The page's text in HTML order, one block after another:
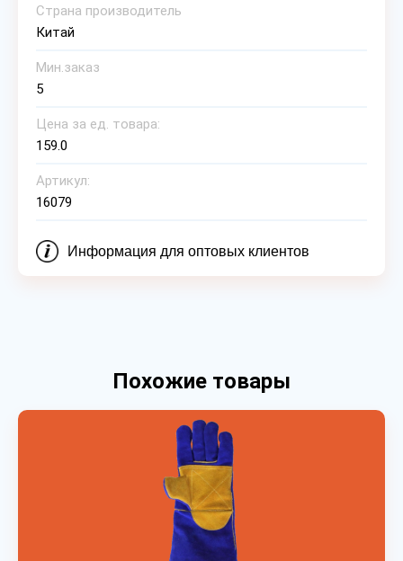
Страна производитель
Китай
Мин.заказ
5
Цена за ед. товара:
159.0
Артикул:
16079
Информация для оптовых клиентов
Похожие товары